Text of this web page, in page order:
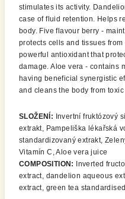
stimulates its activity.
case of fluid retention. Helps
body. Five flavour berry -
protects cells and tissues
powerful antioxidant that
damage. Aloe vera - contains
having beneficial synergistic
and cleans the body from
SLOŽENÍ: Invertní fruktózový
extrakt, Pampeliška lékařská
standardizovaný extrakt,
Vitamín C, Aloe vera juice
COMPOSITION:
Inverted
extract, dandelion aqueous
extract, green tea